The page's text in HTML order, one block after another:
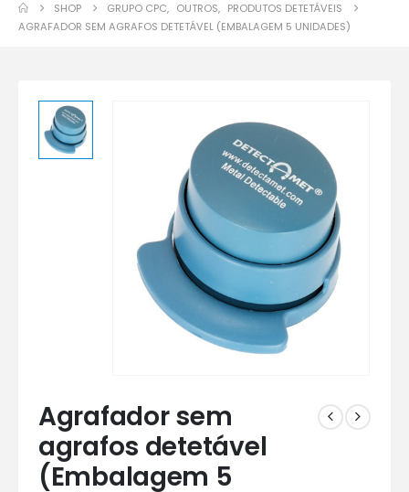
SHOP GRUPO CPC, OUTROS, PRODUTOS DETETÁVEIS
AGRAFADOR SEM AGRAFOS DETETÁVEL (EMBALAGEM 5 UNIDADES)
Agrafador sem
agrafos detetável
(Embalagem 5